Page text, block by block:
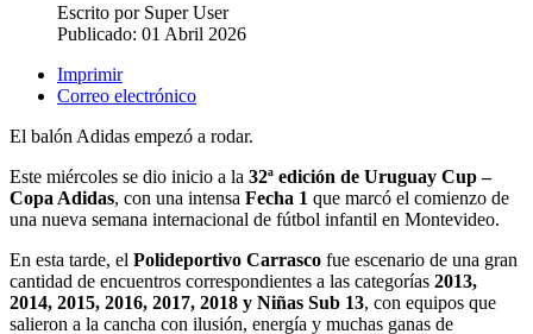
Escrito por Super User
Publicado: 01 Abril 2026
Imprimir
Correo electrónico
El balón Adidas empezó a rodar.
Este miércoles se dio inicio a la 32ª edición de Uruguay Cup –
Copa Adidas, con una intensa Fecha 1 que marcó el comienzo de
una nueva semana internacional de fútbol infantil en Montevideo.
En esta tarde, el Polideportivo Carrasco fue escenario de una gran
cantidad de encuentros correspondientes a las categorías 2013,
2014, 2015, 2016, 2017, 2018 y Niñas Sub 13, con equipos que
salieron a la cancha con ilusión, energía y muchas ganas de